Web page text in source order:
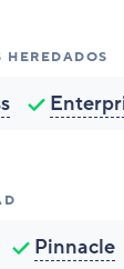
Pinnacle